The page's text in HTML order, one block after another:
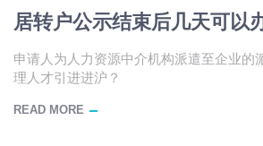
居转户公示结束后几天可以
申请人为人力资源中介机构派遣至企业的
理人才引进进沪？
READ MORE